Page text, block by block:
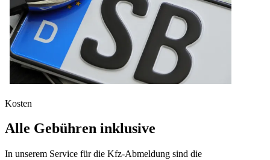
Kosten
Alle Gebühren inklusive
In unserem Service für die Kfz-Abmeldung sind die